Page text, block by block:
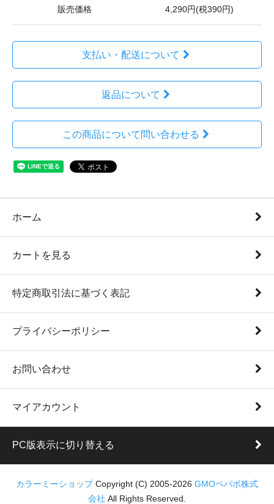
販売価格 4,290円(税390円)
支払い・配送について
返品について
この商品について問い合わせる
ホーム
カートを見る
特定商取引法に基づく表記
プライバシーポリシー
お問い合わせ
マイアカウント
PC版表示に切り替える
カラーミーショップ Copyright (C) 2005-2026 GMOペパボ株式
会社 All Rights Reserved.